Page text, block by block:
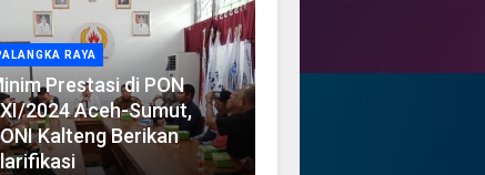
RAYA
Prestasi di PON
2024 Aceh-Sumut,
Kalteng Berikan